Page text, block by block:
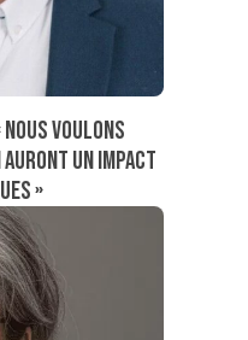
voulons
un impact
»